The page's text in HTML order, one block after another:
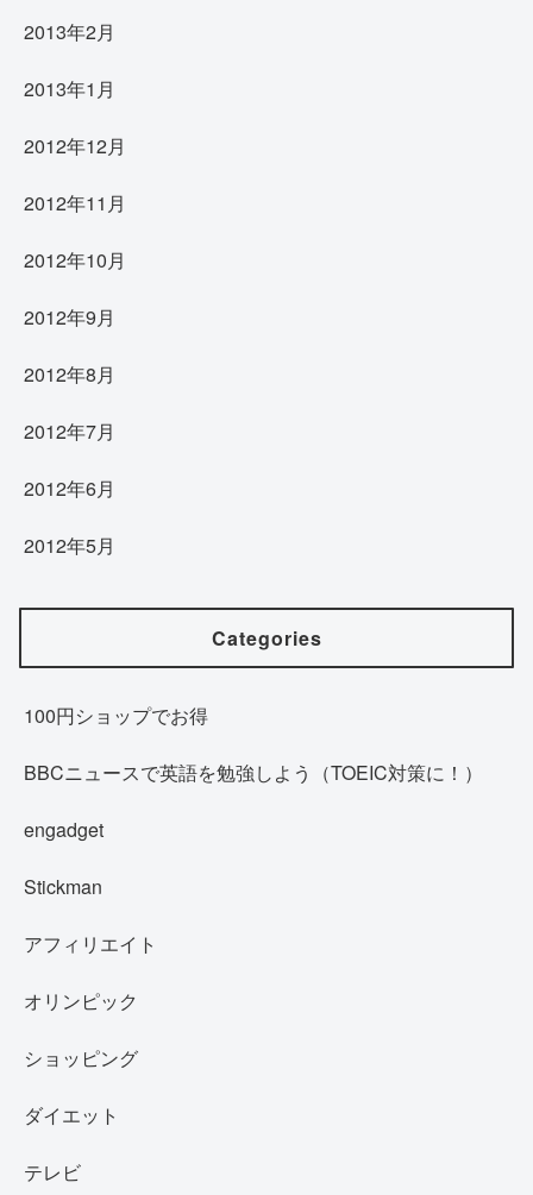
2013年2月
2013年1月
2012年12月
2012年11月
2012年10月
2012年9月
2012年8月
2012年7月
2012年6月
2012年5月
Categories
100円ショップでお得
BBCニュースで英語を勉強しよう（TOEIC対策に！）
engadget
Stickman
アフィリエイト
オリンピック
ショッピング
ダイエット
テレビ